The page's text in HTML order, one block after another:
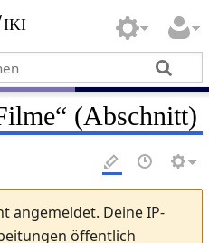
“ (Abschnitt)
angemeldet. Deine IP-
öffentlich